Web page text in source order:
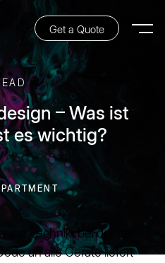
Get a Quote
– Was ist
es wichtig?
Technik, bei der der
an alle Geräte liefert